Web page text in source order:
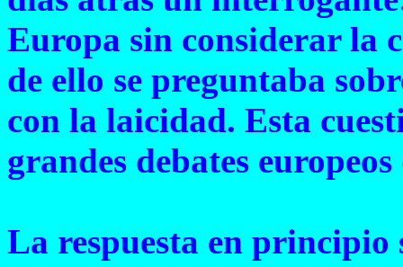
Europa sin considerar la
de ello se preguntaba
con la laicidad. Esta
grandes debates
La respuesta en